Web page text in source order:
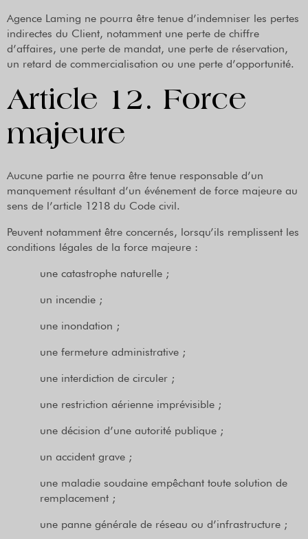
Agence Laming ne pourra être tenue d’indemniser les pertes
indirectes du Client, notamment une perte de chiffre
d’affaires, une perte de mandat, une perte de réservation,
un retard de commercialisation ou une perte d’opportunité.
Article 12. Force
majeure
Aucune partie ne pourra être tenue responsable d’un
manquement résultant d’un événement de force majeure au
sens de l’article 1218 du Code civil.
Peuvent notamment être concernés, lorsqu’ils remplissent les
conditions légales de la force majeure :
une catastrophe naturelle ;
un incendie ;
une inondation ;
une fermeture administrative ;
une interdiction de circuler ;
une restriction aérienne imprévisible ;
une décision d’une autorité publique ;
un accident grave ;
une maladie soudaine empêchant toute solution de
remplacement ;
une panne générale de réseau ou d’infrastructure ;